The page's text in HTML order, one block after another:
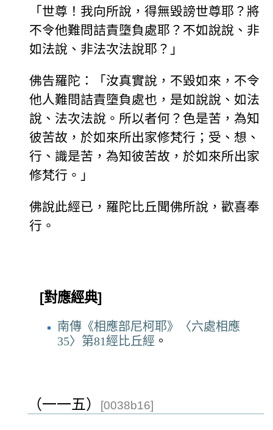
「世尊！我向所說，得無毀謗世尊耶？將
不令他難問詰責墮負處耶？不如說說、非
如法說、非法次法說耶？」
佛告羅陀：「汝真實說，不毀如來，不令
他人難問詰責墮負處也，是如說說、如法
說、法次法說。所以者何？色是苦，為知
彼苦故，於如來所出家修梵行；受、想、
行、識是苦，為知彼苦故，於如來所出家
修梵行。」
佛說此經已，羅陀比丘聞佛所說，歡喜奉
行。
[對應經典]
南傳《相應部尼柯耶》〈六處相應
35〉第81經比丘經 。
（一一五） [0038b16]